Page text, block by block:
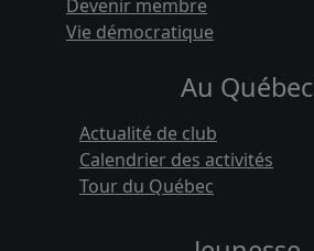
Devenir membre
Vie démocratique
Au Québec
Actualité de club
Calendrier des activités
Tour du Québec